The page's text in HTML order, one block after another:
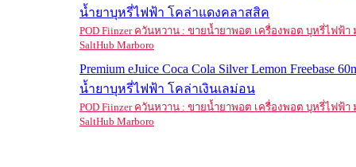
น้ำยาบุหรี่ไฟฟ้า โคล่าแดงคลาสสิค
POD Fiinzer ควันหวาน : ขายน้ำยาพอต เครื่องพอต บุหรี่ไฟฟ้า
SaltHub Marboro
Premium eJuice Coca Cola Silver Lemon Freebase
น้ำยาบุหรี่ไฟฟ้า โคล่าเงินเลม่อน
POD Fiinzer ควันหวาน : ขายน้ำยาพอต เครื่องพอต บุหรี่ไฟฟ้า
SaltHub Marboro